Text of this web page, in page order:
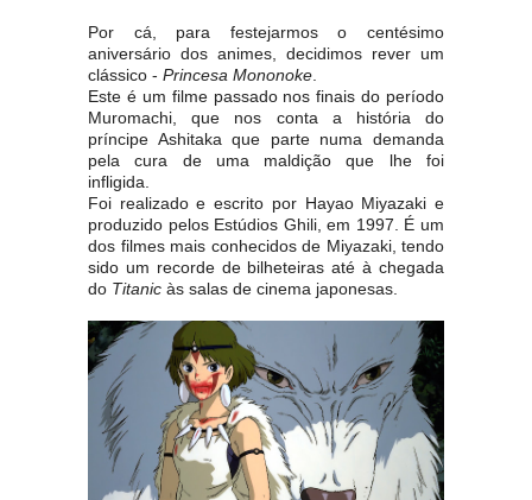
Por cá, para festejarmos o centésimo
aniversário dos animes, decidimos rever um
clássico - Princesa Mononoke
Este é um filme passado nos finais do período
Muromachi, que nos conta a história do
príncipe Ashitaka que parte numa demanda
pela cura de uma maldição que lhe foi
infligida.
Foi realizado e escrito por Hayao Miyazaki e
produzido pelos Estúdios Ghili, em 1997. É um
dos filmes mais conhecidos de Miyazaki, tendo
sido um recorde de bilheteiras até à chegada
do Titanic às salas de cinema japonesas.